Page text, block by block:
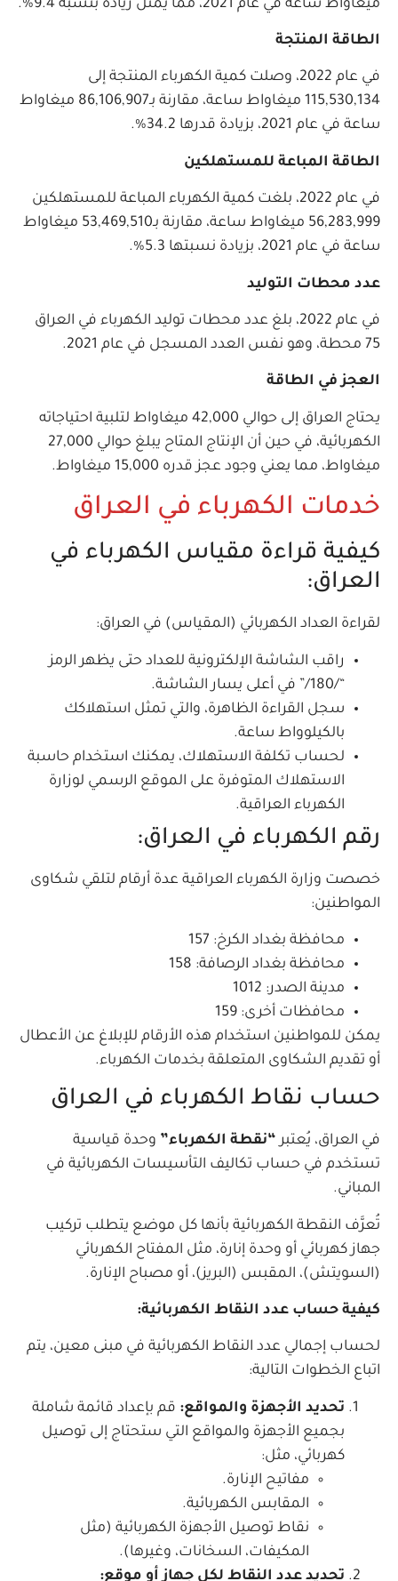
ميغاواط ساعة في عام 2021، مما يمثل زيادة بنسبة 9.4%.
الطاقة المنتجة
في عام 2022، وصلت كمية الكهرباء المنتجة إلى
115,530,134 ميغاواط ساعة، مقارنة بـ86,106,907 ميغاواط
ساعة في عام 2021، بزيادة قدرها 34.2%.
الطاقة المباعة للمستهلكين
في عام 2022، بلغت كمية الكهرباء المباعة للمستهلكين
56,283,999 ميغاواط ساعة، مقارنة بـ53,469,510 ميغاواط
ساعة في عام 2021، بزيادة نسبتها 5.3%.
عدد محطات التوليد
في عام 2022، بلغ عدد محطات توليد الكهرباء في العراق
75 محطة، وهو نفس العدد المسجل في عام 2021.
العجز في الطاقة
يحتاج العراق إلى حوالي 42,000 ميغاواط لتلبية احتياجاته
الكهربائية، في حين أن الإنتاج المتاح يبلغ حوالي 27,000
ميغاواط، مما يعني وجود عجز قدره 15,000 ميغاواط.
خدمات الكهرباء في العراق
كيفية قراءة مقياس الكهرباء في
العراق:
لقراءة العداد الكهربائي (المقياس) في العراق:
راقب الشاشة الإلكترونية للعداد حتى يظهر الرمز
“/180/” في أعلى يسار الشاشة.
سجل القراءة الظاهرة، والتي تمثل استهلاكك
بالكيلوواط ساعة.
لحساب تكلفة الاستهلاك، يمكنك استخدام حاسبة
الاستهلاك المتوفرة على الموقع الرسمي لوزارة
الكهرباء العراقية.
رقم الكهرباء في العراق:
خصصت وزارة الكهرباء العراقية عدة أرقام لتلقي شكاوى
المواطنين:
محافظة بغداد الكرخ: 157
محافظة بغداد الرصافة: 158
مدينة الصدر: 1012
محافظات أخرى: 159
يمكن للمواطنين استخدام هذه الأرقام للإبلاغ عن الأعطال
أو تقديم الشكاوى المتعلقة بخدمات الكهرباء.
حساب نقاط الكهرباء في العراق
في العراق، يُعتبر “نقطة الكهرباء” وحدة قياسية
تستخدم في حساب تكاليف التأسيسات الكهربائية في
المباني.
تُعرَّف النقطة الكهربائية بأنها كل موضع يتطلب تركيب
جهاز كهربائي أو وحدة إنارة، مثل المفتاح الكهربائي
(السويتش)، المقبس (البريز)، أو مصباح الإنارة.
كيفية حساب عدد النقاط الكهربائية:
لحساب إجمالي عدد النقاط الكهربائية في مبنى معين، يتم
اتباع الخطوات التالية:
تحديد الأجهزة والمواقع: قم بإعداد قائمة شاملة
بجميع الأجهزة والمواقع التي ستحتاج إلى توصيل
كهربائي، مثل:
مفاتيح الإنارة.
المقابس الكهربائية.
نقاط توصيل الأجهزة الكهربائية (مثل
المكيفات، السخانات، وغيرها).
تحديد عدد النقاط لكل جهاز أو موقع: